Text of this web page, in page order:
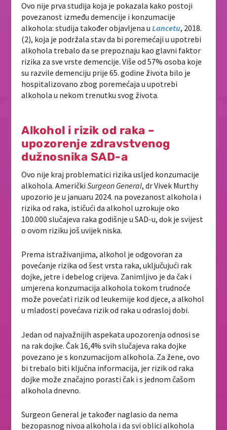
Ovo nije prva studija koja je pokazala kako postoji
povezanost između demencije i konzumacije
alkohola: studija također objavljena uLancetu, 2018.
(2), koja je podržala stav da bi poremećaji u upotrebi
alkohola trebalo da se prepoznaju kao glavni faktor
rizika za sve vrste demencije. Više od 57% osoba koje
su razvile demenciju prije 65. godine života bilo je
hospitalizovano zbog poremećaja u upotrebi
alkohola u nekom trenutku svog života.
Alkohol i rizik od raka –
upozorenje zdravstvenog
dužnosnika SAD-a
Ovo nije kraj problematici rizika usljed konzumacije
alkohola. AmeričkiSurgeon General, dr Vivek Murthy
upozorio je u januaru 2024. na povezanost alkohola i
rizika od raka, ističući da alkohol uzrokuje oko
100.000 slučajeva raka godišnje u SAD-u, dok je svijest
o ovom riziku još uvijek niska.
Prema istraživanjima, alkohol je odgovoran za
povećanje rizika od šest vrsta raka, uključujući rak
dojke, jetre i debelog crijeva. Zanimljivo je da čak i
umjerena konzumacija alkohola tokom trudnoće
može povećati rizik od leukemije kod djece, a alkohol
u mladosti povećava rizik od raka u odrasloj dobi.
Jedan od najvažnijih aspekata upozorenja odnosi se
na rak dojke. Čak 16,4% svih slučajeva raka dojke
povezano je s konzumacijom alkohola. Za žene, ovo
bi trebalo biti ključna informacija, jer rizik od raka
dojke može značajno porasti čak i s jednom čašom
alkohola dnevno.
Surgeon General je također naglasio da nema
bezopasnog nivoa alkohola i da svi oblici alkohola